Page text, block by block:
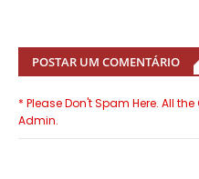
POSTAR UM COMENTÁRIO
* Please Don't Spam Here. All
Admin.